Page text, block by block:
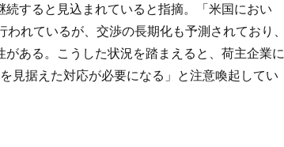
すると見込まれていると指摘。「米国におい
れているが、交渉の長期化も予測されており、
ある。こうした状況を踏まえると、荷主企業に
見据えた対応が必要になる」と注意喚起してい